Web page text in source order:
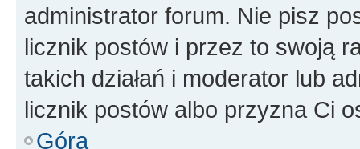
administrator forum. Nie pisz
licznik postów i przez to swoją
takich działań i moderator lub
licznik postów albo przyzna Ci
Góra